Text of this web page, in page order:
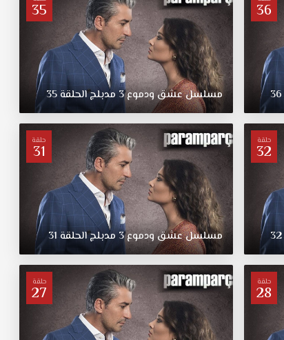
36
36
35
مسلسلعشقودموع3 مدبلجالحلقة35
حلقة
32
32
حلقة
31
مسلسلعشقودموع3 مدبلجالحلقة 31
حلقة
28
حلقة
27